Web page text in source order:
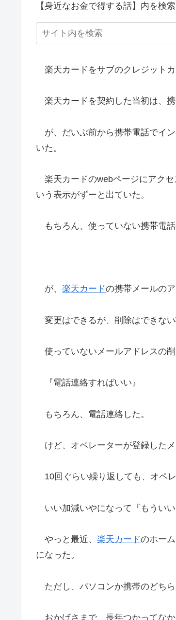
【身近なお金で得する話】内を検索
楽天カードをサブのクレジットカ
楽天カードを契約した当初は、携
が、だいぶ前から携帯電話でイ
いた。
楽天カードのwebページにアクセ
いう表示がずーと出ていた。
もちろん、使っていない携帯電話
が、 楽天カードの携帯メールの
変更はできるが、削除はできない
使っていないメールアドレスの削
『電話連絡すればいい』
もちろん、電話連絡した。
けど、オペレーターが登録した
10回ぐらい繰り返しても、オペレ
いい加減いやになって『もういい
やっと最近、 楽天カードのホー
になった。
ただし、パソコンか携帯のどち
おかげさまで、長年つかってなか